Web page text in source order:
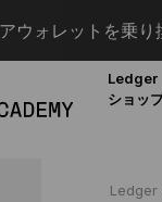
ウォレットを乗
Ledger
ショッ
Ledger